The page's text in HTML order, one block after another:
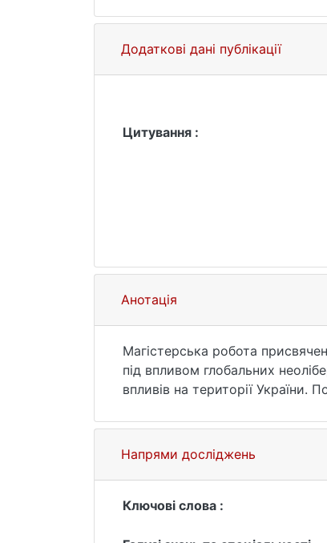
Додаткові дані публікації
Цитування :
Анотація
Магістерська робота
під впливом глобальних
впливів на території України.
місце в роботі займає аналіз
дослідження також включають
процесу громадської участі.
Напрями досліджень
Ключові слова :